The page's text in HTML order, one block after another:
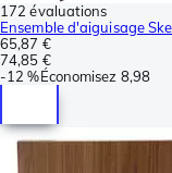
172 évaluations
Ensemble d'aiguisage
65,87 €
74,85 €
-12 %Économisez 8,98